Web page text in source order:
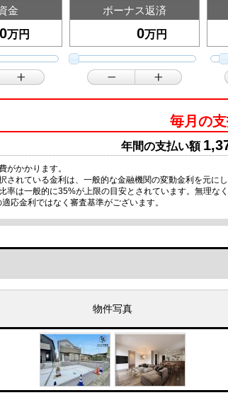
金
万円
ボーナス返済
万円
毎月の
年間の支払い額
かかります。
れている金利は、一般的な金融機関の変動金利を元にし
は一般的に35%が上限の目安とされています。無理な
応金利ではなく審査基準がございます。
物件写真